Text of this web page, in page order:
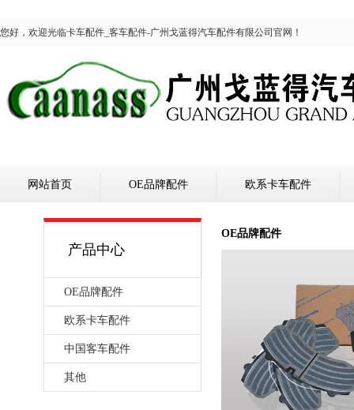
您好，欢迎光临卡车配件_客车配件-广州戈蓝得汽车配件有限公司官网！
网站首页 OE品牌配件 欧系卡车配件
产品中心
OE品牌配件
欧系卡车配件
中国客车配件
其他
OE品牌配件